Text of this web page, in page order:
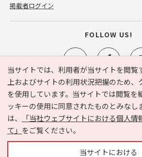
当サイトでは、利用者が当サイトを閲覧
上およびサイトの利用状況把握のため、
を使用しています。当サイトでは閲覧を
ッキーの使用に同意されたものとみなし
は、
「当社ウェブサイトにおける個人
て」 をご覧ください。
当サイトにおける
e-NAVITA（イーナビタ）とは？ お気に
利用規約
個人情報の取り扱いについて
サイトマップ
広告掲載に関するお
掲載者ログイン
FOLLOW US!